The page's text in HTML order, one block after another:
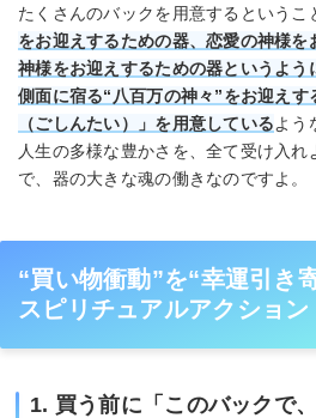
たくさんのバックを用意するというこ
をお迎えするための器、恋愛の神様
神様をお迎えするための器というよ
側面に宿る“八百万の神々”をお迎え
（ごしんたい）」を用意しているよう
人生の多様な豊かさを、全て受け入
で、器の大きな魂の働きなのですよ。
“買い物衝動”を“幸運引き
スピリチュアルアクション
1. 買う前に「このバックで